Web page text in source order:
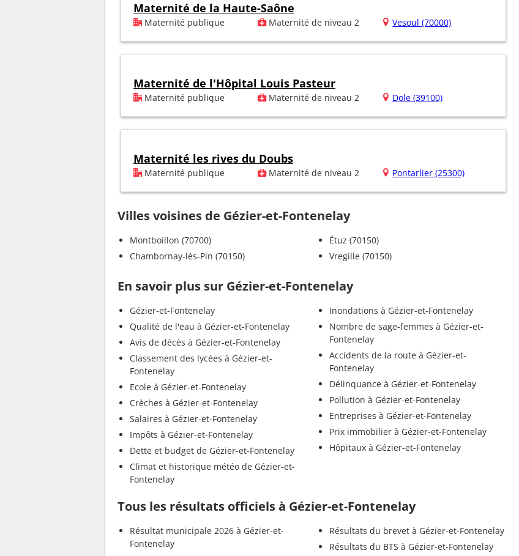
Maternité de la Haute-Saône
Maternité publique Maternité de niveau 2 Vesoul (70000)
Maternité de l'Hôpital Louis Pasteur
Maternité publique Maternité de niveau 2 Dole (39100)
Maternité les rives du Doubs
Maternité publique Maternité de niveau 2 Pontarlier (25300)
Villes voisines de Gézier-et-Fontenelay
Montboillon (70700)
Chambornay-lès-Pin (70150)
Étuz (70150)
Vregille (70150)
En savoir plus sur Gézier-et-Fontenelay
Gézier-et-Fontenelay
Qualité de l'eau à Gézier-et-Fontenelay
Avis de décès à Gézier-et-Fontenelay
Classement des lycées à Gézier-et-
Fontenelay
Ecole à Gézier-et-Fontenelay
Crèches à Gézier-et-Fontenelay
Salaires à Gézier-et-Fontenelay
Impôts à Gézier-et-Fontenelay
Dette et budget de Gézier-et-Fontenelay
Climat et historique météo de Gézier-et-
Fontenelay
Inondations à Gézier-et-Fontenelay
Nombre de sage-femmes à Gézier-et-
Fontenelay
Accidents de la route à Gézier-et-
Fontenelay
Délinquance à Gézier-et-Fontenelay
Pollution à Gézier-et-Fontenelay
Entreprises à Gézier-et-Fontenelay
Prix immobilier à Gézier-et-Fontenelay
Hôpitaux à Gézier-et-Fontenelay
Tous les résultats officiels à Gézier-et-Fontenelay
Résultat municipale 2026 à Gézier-et-
Fontenelay
Résultats du brevet à Gézier-et-Fontenelay
Résultats du BTS à Gézier-et-Fontenelay